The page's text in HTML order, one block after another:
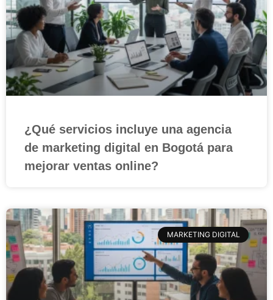
¿Qué servicios incluye una agencia
de marketing digital en Bogotá para
mejorar ventas online?
MARKETING DIGITAL